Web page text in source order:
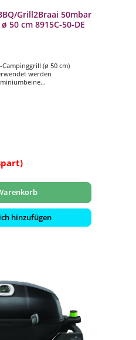
Grill2Braai 50mbar
50 cm 8915C-50-DE
(ø 50 cm)
werden
hinzufügen